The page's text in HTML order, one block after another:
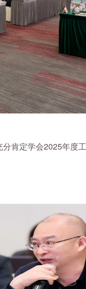
肯定学会2025年度